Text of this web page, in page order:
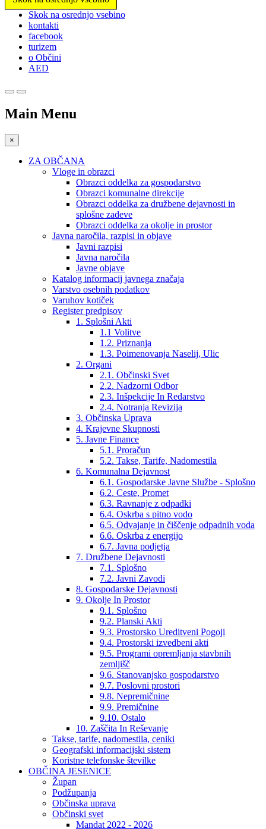
Prosimo,
upoštevajte:
spletno
mesto
vključuje
sistem
Skok na osrednjo vsebino
kontakti
facebook
turizem
o Občini
AED
Main Menu
×
ZA OBČANA
Vloge in obrazci
Obrazci oddelka za gospodarstvo
Obrazci komunalne direkcije
Obrazci oddelka za družbene dejavnosti in
splošne zadeve
Obrazci oddelka za okolje in prostor
Javna naročila, razpisi in objave
Javni razpisi
Javna naročila
Javne objave
Katalog informacij javnega značaja
Varstvo osebnih podatkov
Varuhov kotiček
Register predpisov
1. Splošni Akti
1.1 Volitve
1.2. Priznanja
1.3. Poimenovanja Naselij, Ulic
2. Organi
2.1. Občinski Svet
2.2. Nadzorni Odbor
2.3. Inšpekcije In Redarstvo
2.4. Notranja Revizija
3. Občinska Uprava
4. Krajevne Skupnosti
5. Javne Finance
5.1. Proračun
5.2. Takse, Tarife, Nadomestila
6. Komunalna Dejavnost
6.1. Gospodarske Javne Službe - Splošno
6.2. Ceste, Promet
6.3. Ravnanje z odpadki
6.4. Oskrba s pitno vodo
6.5. Odvajanje in čiščenje odpadnih voda
6.6. Oskrba z energijo
6.7. Javna podjetja
7. Družbene Dejavnosti
7.1. Splošno
7.2. Javni Zavodi
8. Gospodarske Dejavnosti
9. Okolje In Prostor
9.1. Splošno
9.2. Planski Akti
9.3. Prostorsko Ureditveni Pogoji
9.4. Prostorski izvedbeni akti
9.5. Programi opremljanja stavbnih
zemljišč
9.6. Stanovanjsko gospodarstvo
9.7. Poslovni prostori
9.8. Nepremičnine
9.9. Premičnine
9.10. Ostalo
10. Zaščita In Reševanje
Takse, tarife, nadomestila, ceniki
Geografski informacijski sistem
Koristne telefonske številke
OBČINA JESENICE
Župan
Podžupanja
Občinska uprava
Občinski svet
Mandat 2022 - 2026